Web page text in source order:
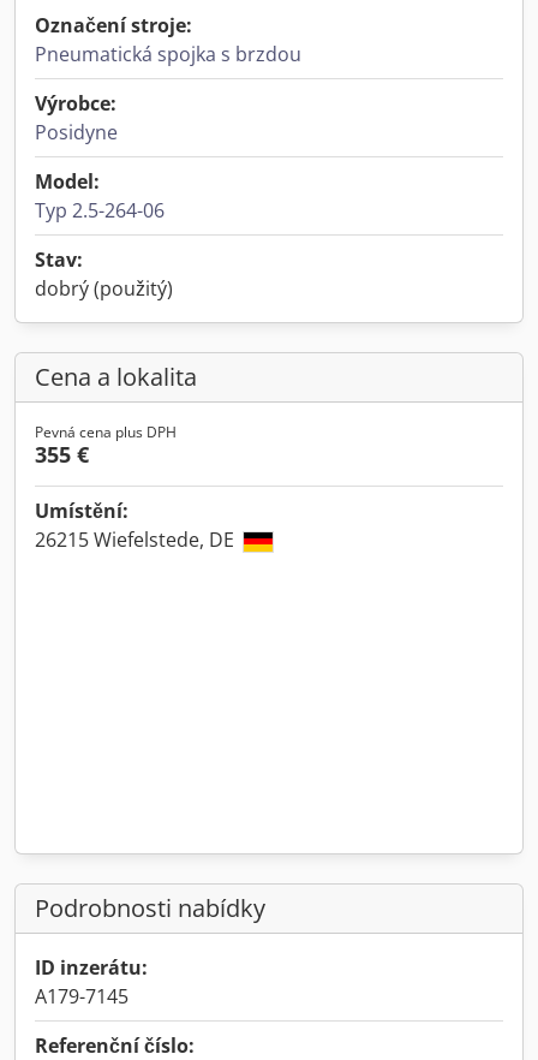
Označení stroje:
Pneumatická spojka s brzdou
Výrobce:
Posidyne
Model:
Typ 2.5-264-06
Stav:
dobrý (použitý)
Cena a lokalita
Pevná cena plus DPH
355 €
Umístění:
26215 Wiefelstede, DE
Podrobnosti nabídky
ID inzerátu:
A179-7145
Referenční číslo: